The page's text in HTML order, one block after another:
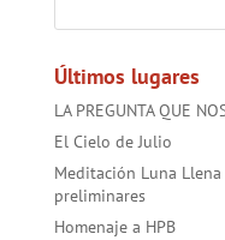
Últimos lugares
LA PREGUNTA QUE
El Cielo de Julio
Meditación Luna
preliminares
Homenaje a HPB